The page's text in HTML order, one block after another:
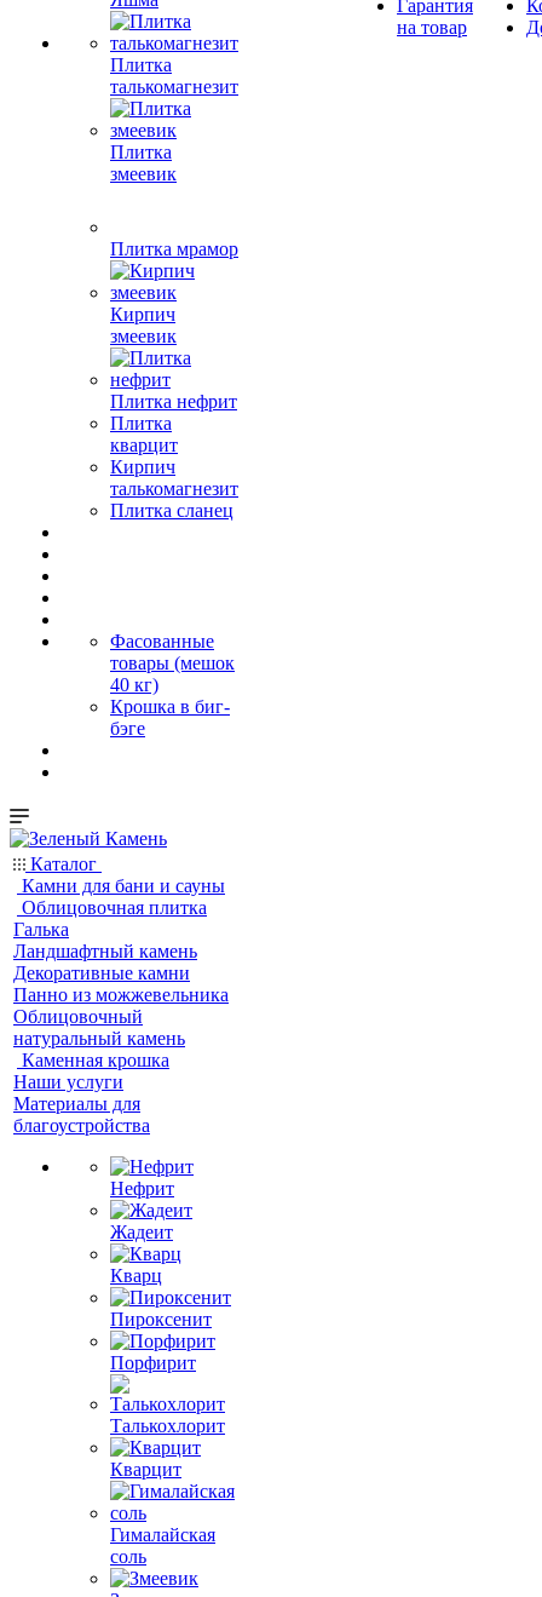
Плитка
талькомагнезит
Плитка
змеевик
Плитка мрамор
Кирпич
змеевик
Плитка нефрит
Плитка
кварцит
Кирпич
талькомагнезит
Плитка сланец
Фасованные
товары (мешок
40 кг)
Крошка в биг-
бэге
Гарантия
на товар
Каталог
Камни для бани и сауны
Облицовочная плитка
Галька
Ландшафтный камень
Декоративные камни
Панно из можжевельника
Облицовочный
натуральный камень
Каменная крошка
Наши услуги
Материалы для
благоустройства
Нефрит
Жадеит
Кварц
Пироксенит
Порфирит
Талькохлорит
Кварцит
Гималайская
соль